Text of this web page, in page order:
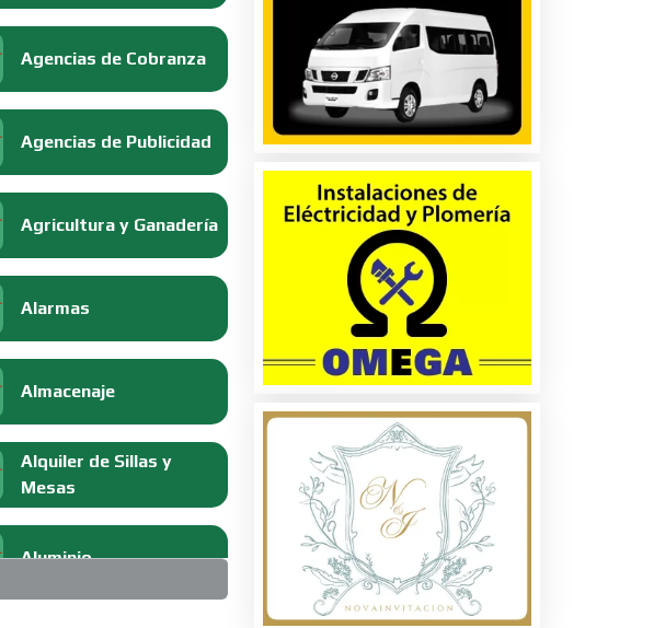
Agencias de Cobranza
Agencias de Publicidad
Agricultura y Ganadería
Alarmas
Almacenaje
Alquiler de Sillas y
Mesas
Aluminio